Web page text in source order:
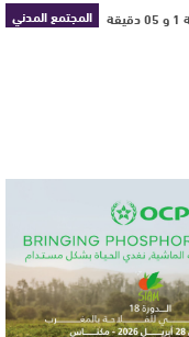
المجتمع المدني